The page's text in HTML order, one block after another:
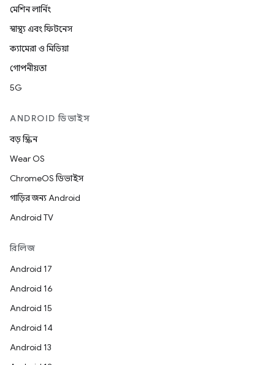
মেশিন লার্নিং
স্বাস্থ্য এবং ফিটনেস
ক্যামেরা ও মিডিয়া
গোপনীয়তা
5G
ANDROID ডিভাইস
বড় স্ক্রিন
Wear OS
ChromeOS ডিভাইস
গাড়ির জন্য Android
Android TV
রিলিজ
Android 17
Android 16
Android 15
Android 14
Android 13